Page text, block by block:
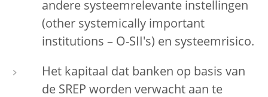
andere systeemrelevante instellingen
(other systemically important
institutions – O-SII's) en systeemrisico.
Het kapitaal dat banken op basis van
de SREP worden verwacht aan te